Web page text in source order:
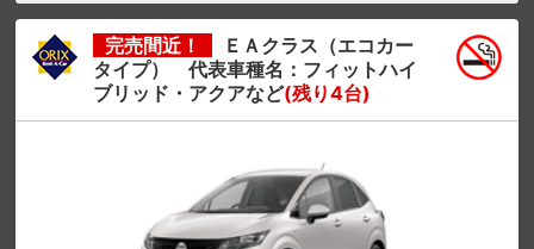
完売間近！
ＥＡクラス（エコカー
タイプ） 代表車種名：フィットハイ
ブリッド・アクアなど(残り4台)